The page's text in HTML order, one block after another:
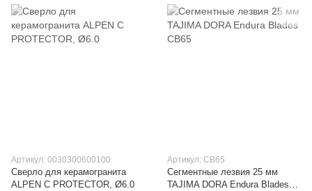
Артикул: 0030300600100
Сверло для керамогранита
ALPEN C PROTECTOR, Ø6.0
Артикул: CB65
Сегментные лезвия 25 мм
TAJIMA DORA Endura Blades